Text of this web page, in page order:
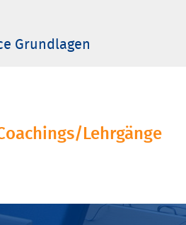
Grund­lagen
­Lehrgänge